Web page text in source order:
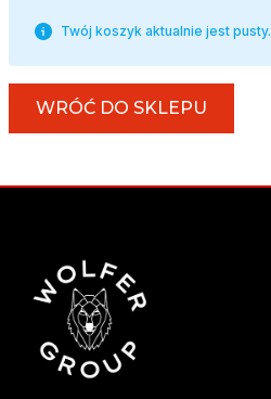
Twój koszyk aktualnie jest pusty.
WRÓĆ DO SKLEPU